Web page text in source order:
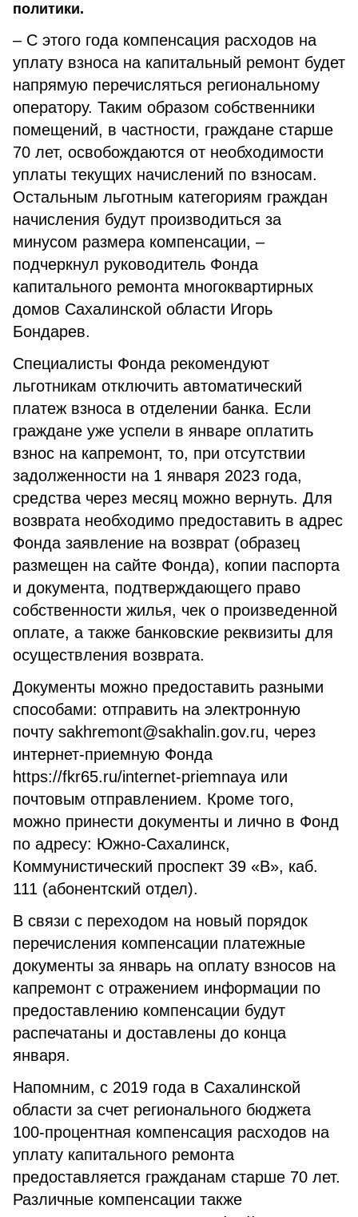
политики.
– С этого года компенсация расходов на
уплату взноса на капитальный ремонт будет
напрямую перечисляться региональному
оператору. Таким образом собственники
помещений, в частности, граждане старше
70 лет, освобождаются от необходимости
уплаты текущих начислений по взносам.
Остальным льготным категориям граждан
начисления будут производиться за
минусом размера компенсации, –
подчеркнул руководитель Фонда
капитального ремонта многоквартирных
домов Сахалинской области Игорь
Бондарев.
Специалисты Фонда рекомендуют
льготникам отключить автоматический
платеж взноса в отделении банка. Если
граждане уже успели в январе оплатить
взнос на капремонт, то, при отсутствии
задолженности на 1 января 2023 года,
средства через месяц можно вернуть. Для
возврата необходимо предоставить в адрес
Фонда заявление на возврат (образец
размещен на сайте Фонда), копии паспорта
и документа, подтверждающего право
собственности жилья, чек о произведенной
оплате, а также банковские реквизиты для
осуществления возврата.
Документы можно предоставить разными
способами: отправить на электронную
почту sakhremont@sakhalin.gov.ru, через
интернет-приемную Фонда
https://fkr65.ru/internet-priemnaya или
почтовым отправлением. Кроме того,
можно принести документы и лично в Фонд
по адресу: Южно-Сахалинск,
Коммунистический проспект 39 «В», каб.
111 (абонентский отдел).
В связи с переходом на новый порядок
перечисления компенсации платежные
документы за январь на оплату взносов на
капремонт с отражением информации по
предоставлению компенсации будут
распечатаны и доставлены до конца
января.
Напомним, с 2019 года в Сахалинской
области за счет регионального бюджета
100-процентная компенсация расходов на
уплату капитального ремонта
предоставляется гражданам старше 70 лет.
Различные компенсации также